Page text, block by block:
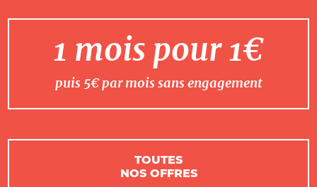
1 mois pour 1€
puis 5€ par mois sans engagement
TOUTES
NOS OFFRES